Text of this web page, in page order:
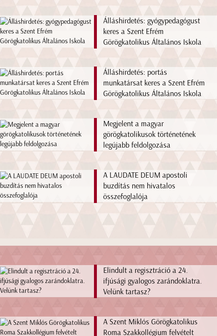
Álláshirdetés: gyógypedagógust
keres a Szent Efrém
Görögkatolikus Általános Iskola
Álláshirdetés: portás
munkatársat keres a Szent Efrém
Görögkatolikus Általános Iskola
Megjelent a magyar
görögkatolikusok történetének
legújabb feldolgozása
A LAUDATE DEUM apostoli
buzdítás nem hivatalos
összefoglalója
Elindult a regisztráció a 24.
ifjúsági gyalogos zarándoklatra.
Velünk tartasz?
A Szent Miklós Görögkatolikus
Roma Szakkollégium felvételt